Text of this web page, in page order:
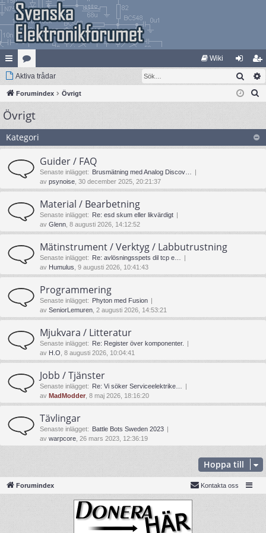
na
bb
lä
nk
ar
at
eg
ori
er
Wiki
og
ga
li
m
le
m
Aktiva trådar Sök
Forumindex Övrigt
Övrigt
Kategori
Guider / FAQ
Senaste inlägget: Brusmätning med Analog Discov…
av psynoise , 30 december 2025, 20:21:37
Material / Bearbetning
Senaste inlägget: Re: esd skum eller likvärdigt
av Glenn , 8 augusti 2026, 14:12:52
Mätinstrument / Verktyg / Labbutrustning
Senaste inlägget: Re: avlösningsspets dil tcp e…
av Humulus , 9 augusti 2026, 10:41:43
Programmering
Senaste inlägget: Phyton med Fusion
av SeniorLemuren , 2 augusti 2026, 14:53:21
Mjukvara / Litteratur
Senaste inlägget: Re: Register över komponenter.
av H.O , 8 augusti 2026, 10:04:41
Jobb / Tjänster
Senaste inlägget: Re: Vi söker Serviceelektrike…
av MadModder , 8 maj 2026, 18:16:20
Tävlingar
Senaste inlägget: Battle Bots Sweden 2023
av warpcore , 26 mars 2023, 12:36:19
Hoppa till
Forumindex Kontakta oss